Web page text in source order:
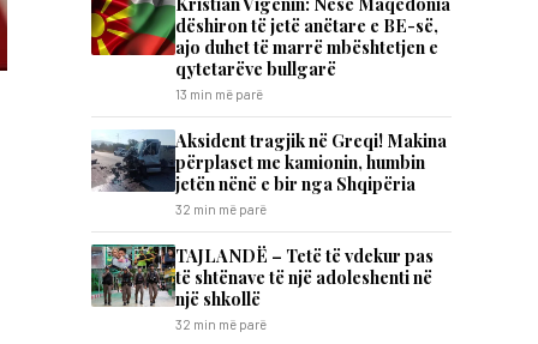
dëshiron të jetë anëtare e BE-së,
ajo duhet të marrë mbështetjen e
qytetarëve bullgarë
13 min më parë
Aksident tragjik në Greqi! Makina
përplaset me kamionin, humbin
jetën nënë e bir nga Shqipëria
32 min më parë
TAJLANDË – Tetë të vdekur pas
të shtënave të një adoleshenti në
një shkollë
32 min më parë